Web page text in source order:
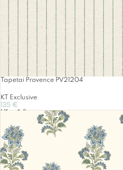
Tapetai Provence PV21204
KT Exclusive
135 €
Į Krepšelį